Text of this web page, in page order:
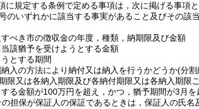
に規定する条例で定める事項は，次に掲げる事項と
のいずれかに該当する事実があること及びその
べき市の徴収金の年度，種類，納期限及び金額
該猶予を受けようとする金額
とする期間
入の方法により納付又は納入を行うかどうか(分割
限又は各納入期限及び各納付期限又は各納入期限
る金額が100万円を超え，かつ，猶予期間が3月
担保が保証人の保証であるときは，保証人の氏名